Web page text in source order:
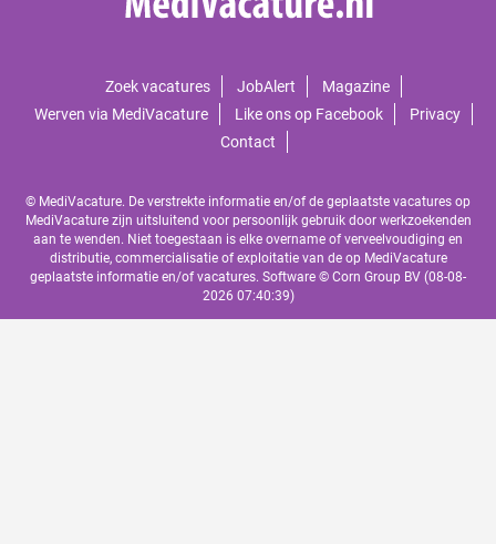
Zoek vacatures JobAlert
Magazine
Werven via MediVacature
Like ons op Facebook
Privacy
Contact
© MediVacature. De verstrekte informatie en/of de geplaatste vacatures op
MediVacature zijn uitsluitend voor persoonlijk gebruik door werkzoekenden
aan te wenden. Niet toegestaan is elke overname of verveelvoudiging en
distributie, commercialisatie of exploitatie van de op MediVacature
geplaatste informatie en/of vacatures. Software © Corn Group BV (08-08-
2026 07:40:39)